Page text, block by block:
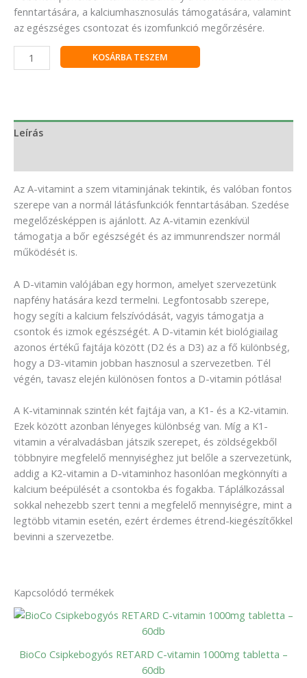
fenntartására, a kalciumhasznosulás támogatására, valamint
az egészséges csontozat és izomfunkció megőrzésére.
KOSÁRBA TESZEM
Leírás
Az A-vitamint a szem vitaminjának tekintik, és valóban fontos
szerepe van a normál látásfunkciók fenntartásában. Szedése
megelőzésképpen is ajánlott. Az A-vitamin ezenkívül
támogatja a bőr egészségét és az immunrendszer normál
működését is.
A D-vitamin valójában egy hormon, amelyet szervezetünk
napfény hatására kezd termelni. Legfontosabb szerepe,
hogy segíti a kalcium felszívódását, vagyis támogatja a
csontok és izmok egészségét. A D-vitamin két biológiailag
azonos értékű fajtája között (D2 és a D3) az a fő különbség,
hogy a D3-vitamin jobban hasznosul a szervezetben. Tél
végén, tavasz elején különösen fontos a D-vitamin pótlása!
A K-vitaminnak szintén két fajtája van, a K1- és a K2-vitamin.
Ezek között azonban lényeges különbség van. Míg a K1-
vitamin a véralvadásban játszik szerepet, és zöldségekből
többnyire megfelelő mennyiséghez jut belőle a szervezetünk,
addig a K2-vitamin a D-vitaminhoz hasonlóan megkönnyíti a
kalcium beépülését a csontokba és fogakba. Táplálkozással
sokkal nehezebb szert tenni a megfelelő mennyiségre, mint a
legtöbb vitamin esetén, ezért érdemes étrend-kiegészítőkkel
bevinni a szervezetbe.
Kapcsolódó termékek
BioCo Csipkebogyós RETARD C-vitamin 1000mg tabletta –
60db